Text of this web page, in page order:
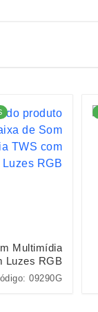
Multimídia
Luzes RGB
09290G